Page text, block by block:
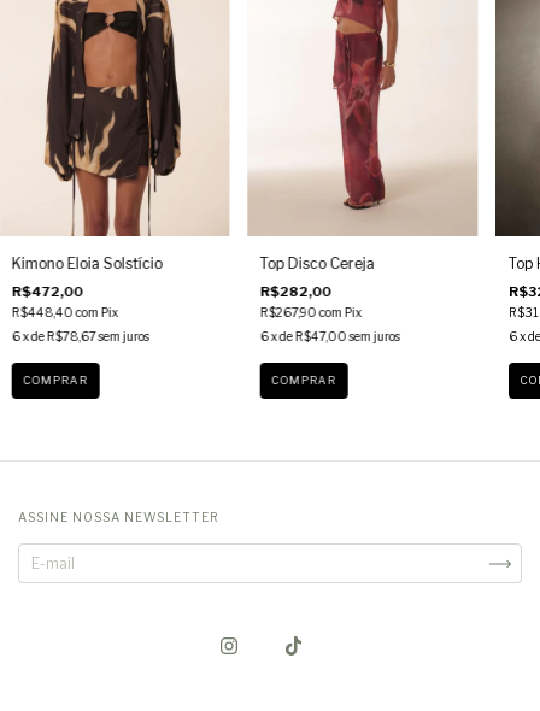
Kimono Eloia Solstício
R$472,00
R$448,40com Pix
6x de R$78,67sem juros
COMPRAR
Top Disco Cereja
R$282,00
R$267,90com Pix
6x de R$47,00 sem juros
COMPRAR
Top
6 x
ASSINE NOSSA NEWSLETTER